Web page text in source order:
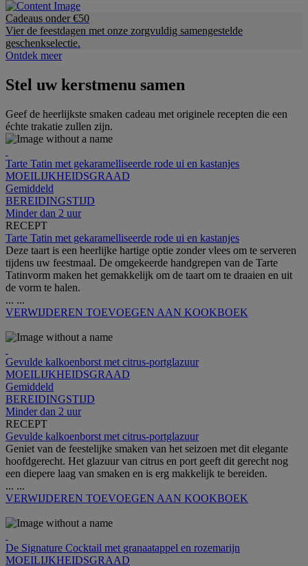
Cadeaus onder €50
Vier de feestdagen met onze zorgvuldig samengestelde
geschenkselectie.
Ontdek meer
Stel uw kerstmenu samen
Geef de heerlijkste smaken cadeau met originele recepten die een
échte trakatie zullen zijn.
Tarte Tatin met gekaramelliseerde rode ui en kastanjes
MOEILIJKHEIDSGRAAD
Gemiddeld
BEREIDINGSTIJD
Minder dan 2 uur
RECEPT
Tarte Tatin met gekaramelliseerde rode ui en kastanjes
Deze taart is een heerlijke hartige optie zonder vlees om te serveren
tijdens uw feestmaal. De omgekeerde handgrepen van de Tarte
Tatinvorm maken het gemakkelijk om de taart om te draaien en uit
de vorm te halen.
... ...
VERWIJDEREN TOEVOEGEN AAN KOOKBOEK
Gevulde kalkoenborst met citrus-portglazuur
MOEILIJKHEIDSGRAAD
Gemiddeld
BEREIDINGSTIJD
Minder dan 2 uur
RECEPT
Gevulde kalkoenborst met citrus-portglazuur
Geniet van de feestelijke smaken van het seizoen met dit elegante
hoofdgerecht. Het glazuur van citrus en port geeft dit gerecht nog
een diepere laag van smaken en is erg makkelijk te bereiden.
... ...
VERWIJDEREN TOEVOEGEN AAN KOOKBOEK
De Signature Cocktail met granaatappel en rozemarijn
MOEILIJKHEIDSGRAAD